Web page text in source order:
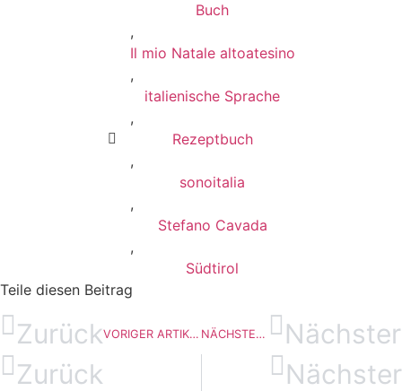
Buch
,
Il mio Natale altoatesino
,
italienische Sprache
,
Rezeptbuch
,
sonoitalia
,
Stefano Cavada
,
Südtirol
Teile diesen Beitrag
Zurück VORIGER ARTIKEL NÄCHSTER ARTIKEL
Nächster
Zurück
Nächster